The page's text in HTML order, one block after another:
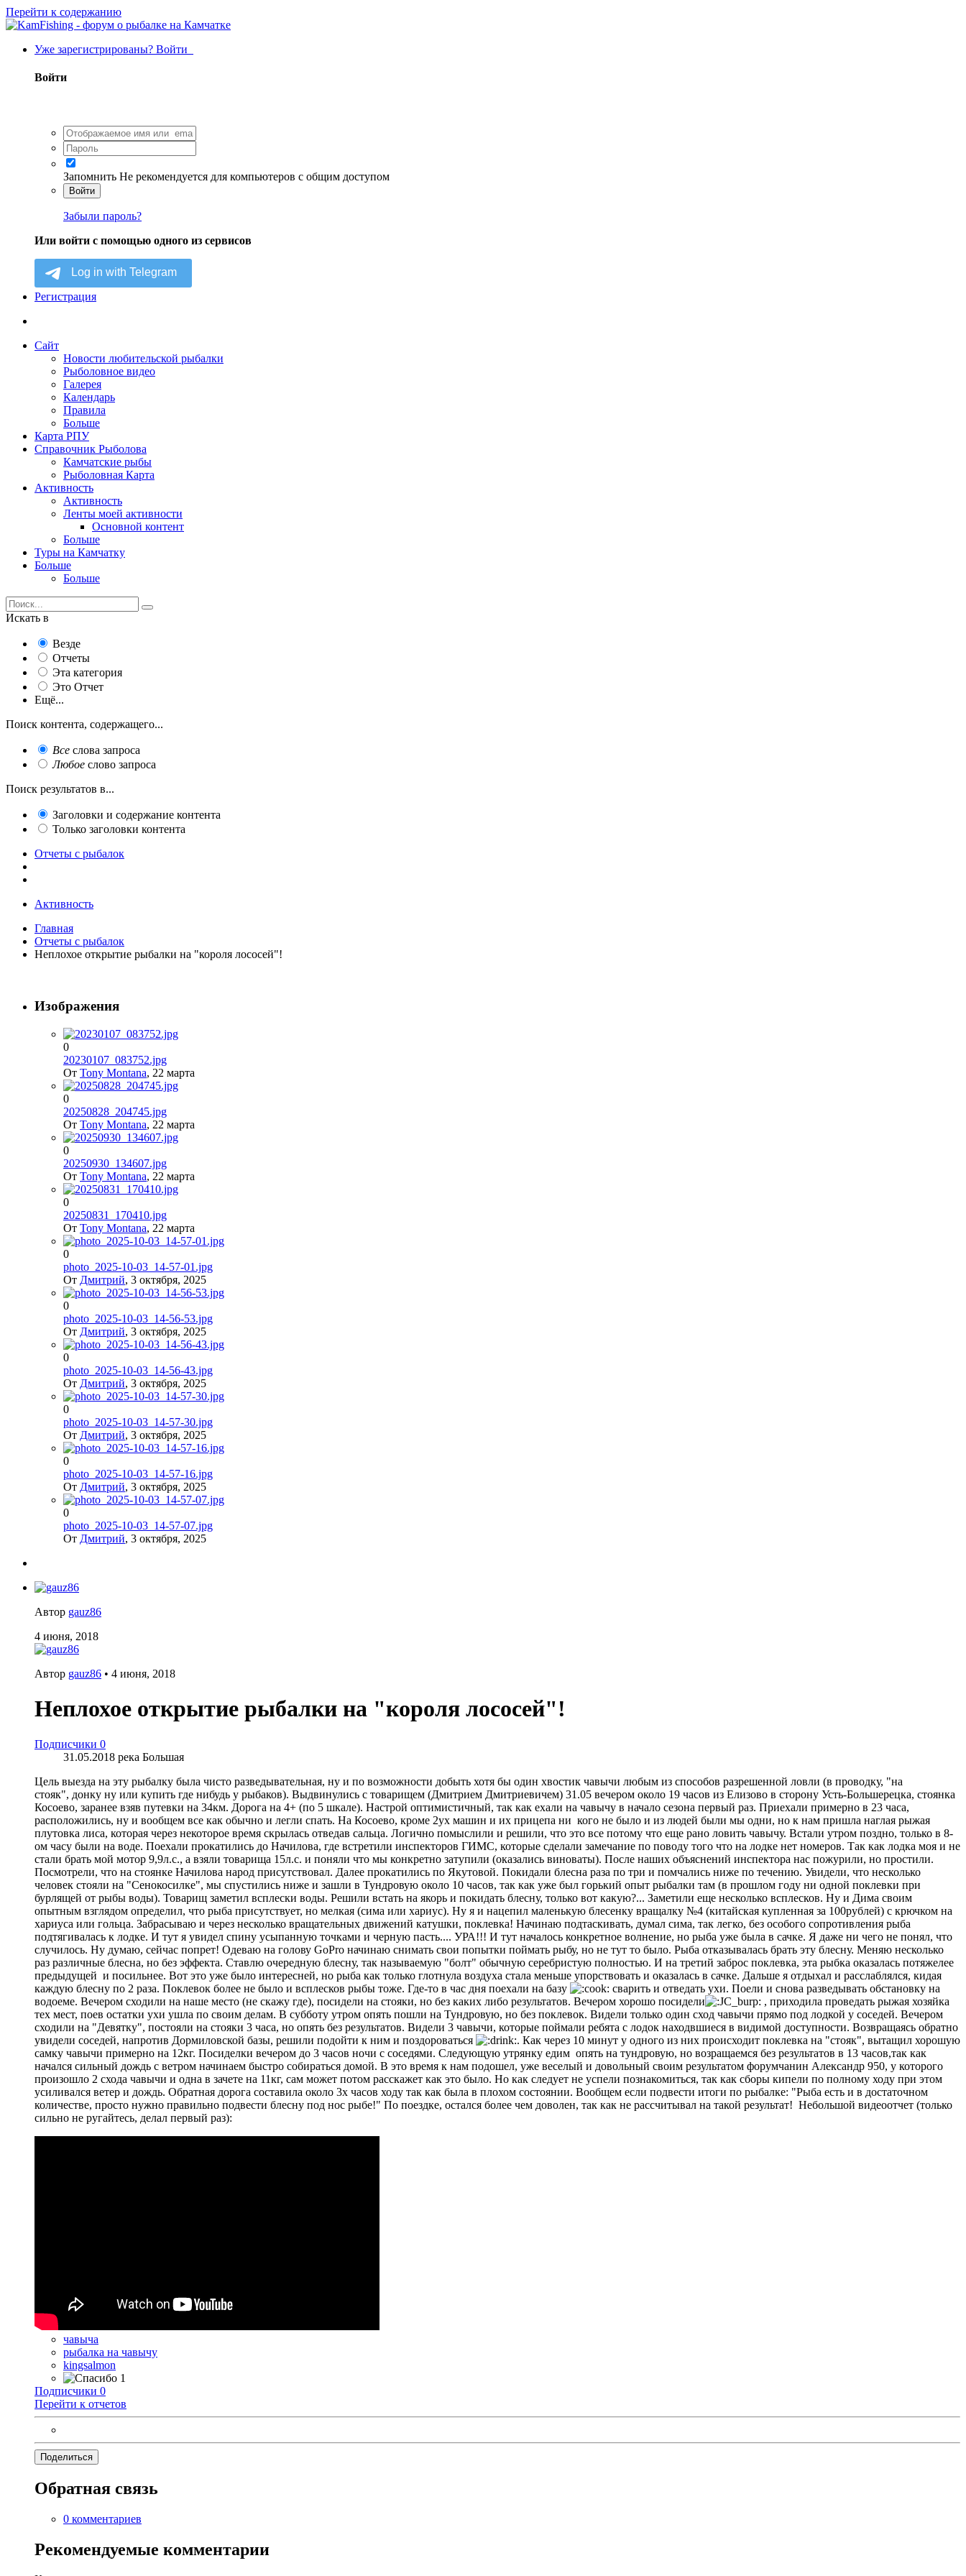
Перейти к содержанию
Уже зарегистрированы? Войти
Войти
Запомнить Не рекомендуется для компьютеров с общим доступом
Войти
Забыли пароль?
Или войти с помощью одного из сервисов
Регистрация
Сайт
Новости любительской рыбалки
Рыболовное видео
Галерея
Календарь
Правила
Больше
Карта РПУ
Справочник Рыболова
Камчатские рыбы
Рыболовная Карта
Активность
Активность
Ленты моей активности
Основной контент
Больше
Туры на Камчатку
Больше
Больше
Искать в
Везде
Отчеты
Эта категория
Это Отчет
Ещё...
Поиск контента, содержащего...
Все слова запроса
Любое слово запроса
Поиск результатов в...
Заголовки и содержание контента
Только заголовки контента
Отчеты с рыбалок
Активность
Главная
Отчеты с рыбалок
Неплохое открытие рыбалки на "короля лососей"!
Изображения
0
20230107_083752.jpg
От Tony Montana, 22 марта
0
20250828_204745.jpg
От Tony Montana, 22 марта
0
20250930_134607.jpg
От Tony Montana, 22 марта
0
20250831_170410.jpg
От Tony Montana, 22 марта
0
photo_2025-10-03_14-57-01.jpg
От Дмитрий, 3 октября, 2025
0
photo_2025-10-03_14-56-53.jpg
От Дмитрий, 3 октября, 2025
0
photo_2025-10-03_14-56-43.jpg
От Дмитрий, 3 октября, 2025
0
photo_2025-10-03_14-57-30.jpg
От Дмитрий, 3 октября, 2025
0
photo_2025-10-03_14-57-16.jpg
От Дмитрий, 3 октября, 2025
0
photo_2025-10-03_14-57-07.jpg
От Дмитрий, 3 октября, 2025
Автор gauz86
4 июня, 2018
Автор gauz86 • 4 июня, 2018
Неплохое открытие рыбалки на "короля лососей"!
Подписчики 0
31.05.2018 река Большая
Цель выезда на эту рыбалку была чисто разведывательная, ну и по возможности добыть хотя бы один хвостик чавычи любым из способов разрешенной ловли (в проводку, "на
стояк", донку ну или купить где нибудь у рыбаков). Выдвинулись с товарищем (Дмитрием Дмитриевичем) 31.05 вечером около 19 часов из Елизово в сторону Усть-Большерецка, стоянка
Косоево, заранее взяв путевки на 34км. Дорога на 4+ (по 5 шкале). Настрой оптимистичный, так как ехали на чавычу в начало сезона первый раз. Приехали примерно в 23 часа,
расположились, ну и вообщем все как обычно и легли спать. На Косоево, кроме 2ух машин и их прицепа ни кого не было и из людей были мы одни, но к нам пришла наглая рыжая
плутовка лиса, которая через некоторое время скрылась отведав сальца. Логично помыслили и решили, что это все потому что еще рано ловить чавычу. Встали утром поздно, только в 8-
ом часу были на воде. Поехали прокатились до Начилова, где встретили инспекторов ГИМС, которые сделали замечание по поводу того что на лодке нет номеров. Так как лодка моя и не
стали брать мой мотор 9,9л.с., а взяли товарища 15л.с. и поняли что мы конкретно затупили (оказались виноваты). После наших объяснений инспектора нас пожурили, но простили.
Посмотрели, что на стоянке Начилова народ присутствовал. Далее прокатились по Якутовой. Покидали блесна раза по три и помчались ниже по течению. Увидели, что несколько
человек стояли на "Сенокосилке", мы спустились ниже и зашли в Тундровую около 10 часов, так как уже был горький опыт рыбалки там (в прошлом году ни одной поклевки при
бурлящей от рыбы воды). Товарищ заметил всплески воды. Решили встать на якорь и покидать блесну, только вот какую?... Заметили еще несколько всплесков. Ну и Дима своим
опытным взглядом определил, что рыба присутствует, но мелкая (сима или хариус). Ну я и нацепил маленькую блесенку вращалку №4 (китайская купленная за 100рублей) с крючком на
хариуса или гольца. Забрасываю и через несколько вращательных движений катушки, поклевка! Начинаю подтаскивать, думал сима, так легко, без особого сопротивления рыба
подтягивалась к лодке. И тут я увидел спину усыпанную точками и черную пасть.... УРА!!! И тут началось конкретное волнение, но рыба уже была в сачке. Я даже ни чего не понял, что
случилось. Ну думаю, сейчас попрет! Одеваю на голову GoPro начинаю снимать свои попытки поймать рыбу, но не тут то было. Рыба отказывалась брать эту блесну. Меняю несколько
раз различные блесна, но без эффекта. Ставлю очередную блесну, так называемую "болт" обычную серебристую полностью. И на третий заброс поклевка, эта рыбка оказалась потяжелее
предыдущей и посильнее. Вот это уже было интересней, но рыба как только глотнула воздуха стала меньше упорствовать и оказалась в сачке. Дальше я отдыхал и расслаблялся, кидая
каждую блесну по 2 раза. Поклевок более не было и всплесков рыбы тоже. Где-то в час дня поехали на базу
сварить и отведать ухи. Поели и снова разведывать обстановку на
водоеме. Вечером сходили на наше место (не скажу где), посидели на стояки, но без каких либо результатов. Вечером хорошо посидели
, приходила проведать рыжая хозяйка
тех мест, поев остатки ухи ушла по своим делам. В субботу утром опять пошли на Тундровую, но без поклевок. Видели только один сход чавычи прямо под лодкой у соседей. Вечером
сходили на "Девятку", постояли на стояки 3 часа, но опять без результатов. Видели 3 чавычи, которые поймали ребята с лодок находвшиеся в видимой доступности. Возвращаясь обратно
увидели соседей, напротив Дормиловской базы, решили подойти к ним и поздороваться
. Как через 10 минут у одного из них происходит поклевка на "стояк", вытащил хорошую
самку чавычи примерно на 12кг. Посиделки вечером до 3 часов ночи с соседями. Следующую утрянку едим опять на тундровую, но возращаемся без результатов в 13 часов,так как
начался сильный дождь с ветром начинаем быстро собираться домой. В это время к нам подошел, уже веселый и довольный своим результатом форумчанин Александр 950, у которого
произошло 2 схода чавычи и одна в зачете на 11кг, сам может потом расскажет как это было. Но как следует не успели познакомиться, так как сборы кипели по полному ходу при этом
усиливался ветер и дождь. Обратная дорога составила около 3х часов ходу так как была в плохом состоянии. Вообщем если подвести итоги по рыбалке: "Рыба есть и в достаточном
количестве, просто нужно правильно подвести блесну под нос рыбе!" По поездке, остался более чем доволен, так как не рассчитывал на такой результат! Небольшой видеоотчет (только
сильно не ругайтесь, делал первый раз):
чавыча
рыбалка на чавычу
kingsalmon
1
Подписчики 0
Перейти к отчетов
Поделиться
Обратная связь
0 комментариев
Рекомендуемые комментарии